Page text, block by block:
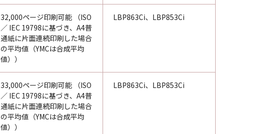
32,000ページ印刷可能 （ISO
／ IEC 19798に基づき、A4普
通紙に片面連続印刷した場合
の平均値（YMCは合成平均
値））
LBP863Ci、LBP853Ci
33,000ページ印刷可能 （ISO
／ IEC 19798に基づき、A4普
通紙に片面連続印刷した場合
の平均値（YMCは合成平均
値））
LBP863Ci、LBP853Ci